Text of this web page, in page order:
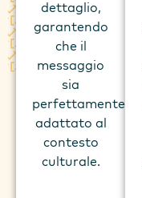
dettaglio,
garantendo
che il
messaggio
sia
perfettamente
adattato al
contesto
culturale.